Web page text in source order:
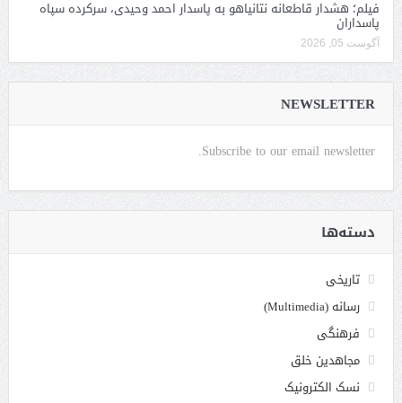
فیلم؛ هشدار قاطعانه نتانیاهو به پاسدار احمد وحیدی، سرکرده سپاه
پاسداران
آگوست 05, 2026
NEWSLETTER
Subscribe to our email newsletter.
دسته‌ها
تاریخی
رسانه (Multimedia)
فرهنگی
مجاهدین خلق
نسک الکترونیک